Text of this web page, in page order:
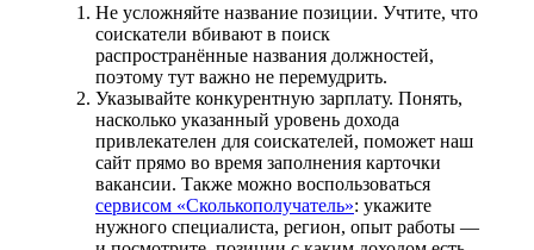
Не усложняйте название позиции. Учтите, что
соискатели вбивают в поиск
распространённые названия должностей,
поэтому тут важно не перемудрить.
Указывайте конкурентную зарплату. Понять,
насколько указанный уровень дохода
привлекателен для соискателей, поможет наш
сайт прямо во время заполнения карточки
вакансии. Также можно воспользоваться
сервисом «Сколькополучатель»: укажите
нужного специалиста, регион, опыт работы —